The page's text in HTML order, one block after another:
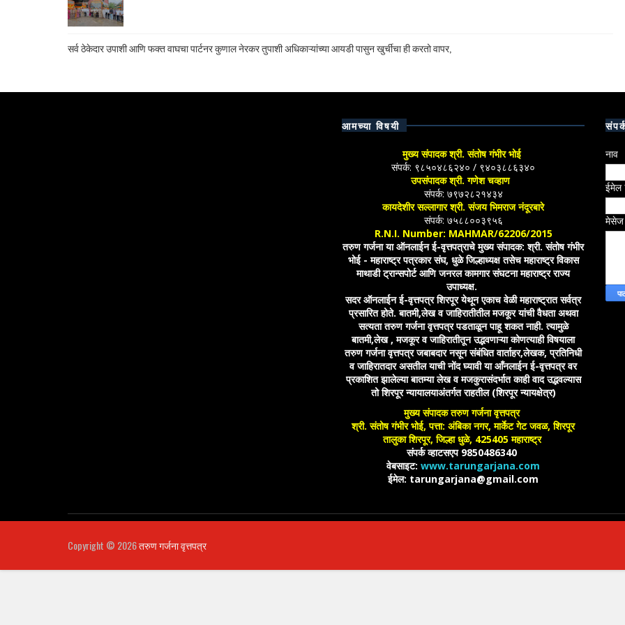
सर्व ठेकेदार उपाशी आणि फक्त वाघचा पार्टनर कुणाल नेरकर तुपाशी अधिकाऱ्यांच्या आयडी पासुन खुर्चीचा ही करतो वापर,
आमच्या विषयी
मुख्य संपादक श्री. संतोष गंभीर भोई
संपर्क: ९८५०४८६२४० / ९४०३८८६३४०
उपसंपादक श्री. गणेश चव्हाण
संपर्क: ७९७२८२१४३४
कायदेशीर सल्लागार श्री. संजय भिमराज नंदूरबारे
संपर्क: ७५८८००३९५६
R.N.I. Number: MAHMAR/62206/2015
तरुण गर्जना या ऑनलाईन ई-वृत्तपत्राचे मुख्य संपादक: श्री. संतोष गंभीर
भोई - महाराष्ट्र पत्रकार संघ, धुळे जिल्हाध्यक्ष तसेच महाराष्ट्र विकास
माथाडी ट्रान्सपोर्ट आणि जनरल कामगार संघटना महाराष्ट्र राज्य
उपाध्यक्ष.
सदर ऑनलाईन ई-वृत्तपत्र शिरपूर येथून एकाच वेळी महाराष्ट्रात सर्वत्र
प्रसारित होते. बातमी,लेख व जाहिरातीतील मजकूर यांची वैधता अथवा
सत्यता तरुण गर्जना वृत्तपत्र पडताळून पाहू शकत नाही. त्यामुळे
बातमी,लेख , मजकूर व जाहिरातीतून उद्भवणाऱ्या कोणत्याही विषयाला
तरुण गर्जना वृत्तपत्र जबाबदार नसून संबंधित वार्ताहर,लेखक, प्रतिनिधी
व जाहिरातदार असतील याची नोंद घ्यावी या आँनलाईन ई-वृत्तपत्र वर
प्रकाशित झालेल्या बातम्या लेख व मजकुरासंदर्भात काही वाद उद्भवल्यास
तो शिरपूर न्यायालयाअंतर्गत राहतील (शिरपूर न्यायक्षेत्र)
मुख्य संपादक तरुण गर्जना वृत्तपत्र
श्री. संतोष गंभीर भोई, पत्ता: अंबिका नगर, मार्केट गेट जवळ, शिरपूर
तालुका शिरपूर, जिल्हा धुळे, 425405 महाराष्ट्र
संपर्क व्हाटसएप 9850486340
वेबसाइट: www.tarungarjana.com
ईमेल: tarungarjana@gmail.com
नाव
ईमेल
मेसेज
Copyright © 2026तरुण गर्जना वृत्तपत्र